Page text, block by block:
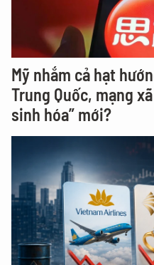
Mỹ nhắm cả hạt
Trung Quốc, mạng
sinh hóa” mới?